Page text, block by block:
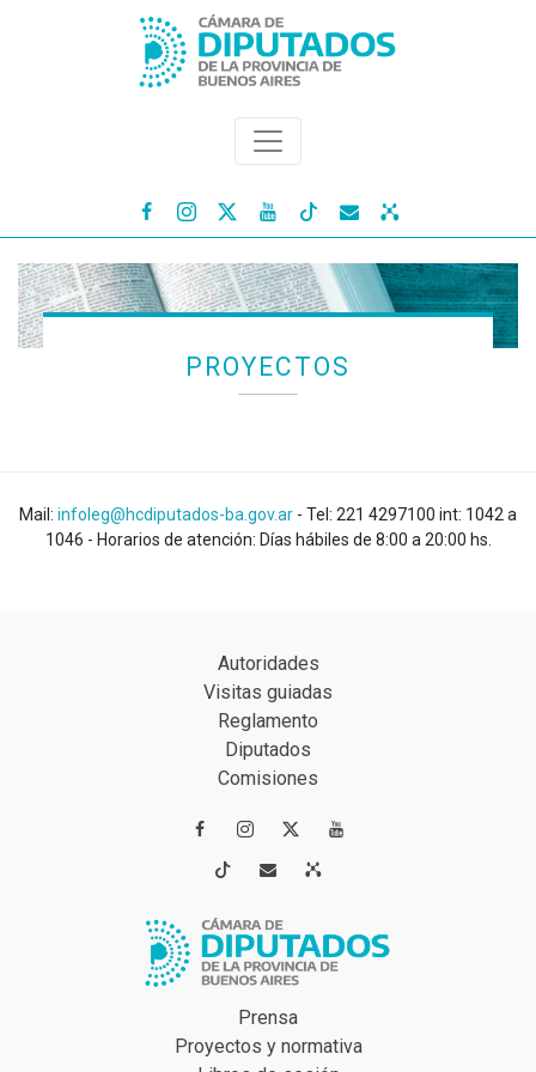
   
PROYECTOS
Mail: infoleg@hcdiputados-ba.gov.ar - Tel: 221 4297100 int: 1042 a
1046 - Horarios de atención: Días hábiles de 8:00 a 20:00 hs.
Autoridades
Visitas guiadas
Reglamento
Diputados
Comisiones
 
 
Prensa
Proyectos y normativa